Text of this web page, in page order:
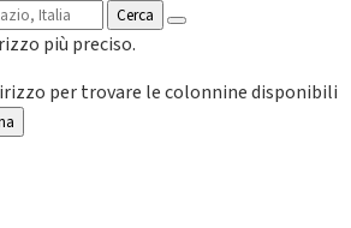
Cerca
più preciso.
per trovare le colonnine disponibili